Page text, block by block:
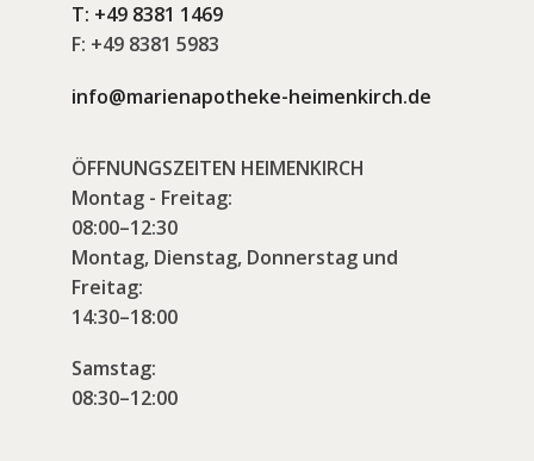
T: +49 8381 1469
F: +49 8381 5983
info@marienapotheke-heimenkirch.de
ÖFFNUNGSZEITEN HEIMENKIRCH
Montag - Freitag:
08:00–12:30
Montag, Dienstag, Donnerstag und
Freitag:
14:30–18:00
Samstag:
08:30–12:00